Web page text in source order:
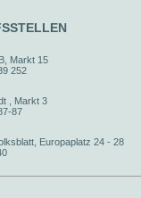
Markt 15
252
, Markt 3
87
Europaplatz 24 - 28